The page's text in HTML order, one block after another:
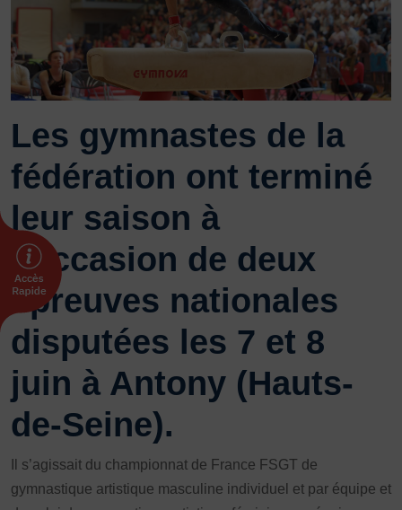
Signalement violences sexistes et sexuelles
Protéger les pratiquant.es
Prévenir les discriminations
Agir contre le dopage et les conduites dopantes
FORMATION
Livret de l’animateur·trice
Brevet Fédéral
BAFA
Officiel·les
Responsable associatif.ve FSGT
Formateur.trice.s
ORGANISME DE FORMATION
Certificat de qualification professionnelle ALS
Certificat de qualification professionnelle
INTERNATIONAL
Échanges internationaux
Coopération et solidarité internationales
Les gymnastes de la
fédération ont terminé
leur saison à
l’occasion de deux
épreuves nationales
disputées les 7 et 8
juin à Antony (Hauts-
de-Seine).
Il s’agissait du championnat de France FSGT de
gymnastique artistique masculine individuel et par équipe et